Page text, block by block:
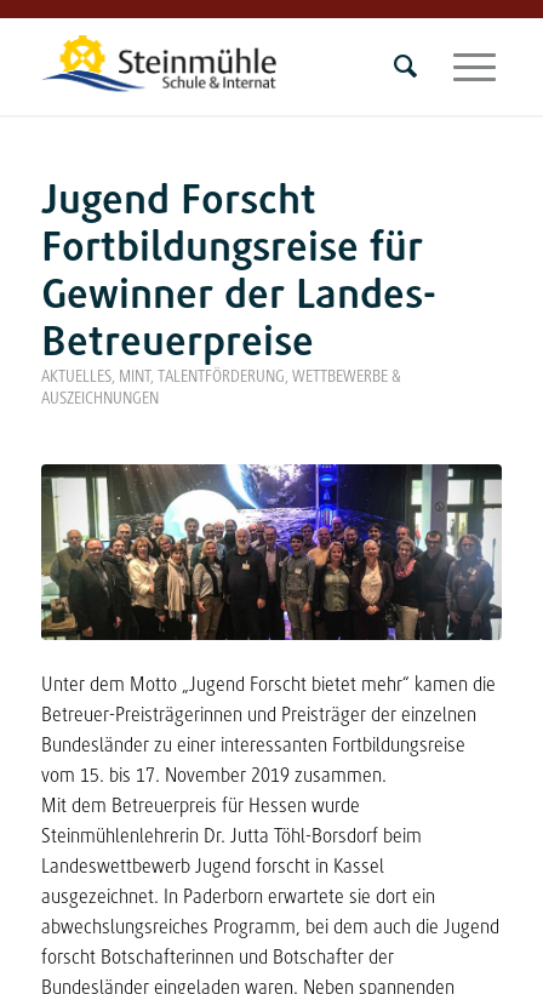
Jugend Forscht
Fortbildungsreise für
Gewinner der Landes-
Betreuerpreise
AKTUELLES, MINT, TALENTFÖRDERUNG, WETTBEWERBE &
AUSZEICHNUNGEN
Unter dem Motto „Jugend Forscht bietet mehr“ kamen die
Betreuer-Preisträgerinnen und Preisträger der einzelnen
Bundesländer zu einer interessanten Fortbildungsreise
vom 15. bis 17. November 2019 zusammen.
Mit dem Betreuerpreis für Hessen wurde
Steinmühlenlehrerin Dr. Jutta Töhl-Borsdorf beim
Landeswettbewerb Jugend forscht in Kassel
ausgezeichnet. In Paderborn erwartete sie dort ein
abwechslungsreiches Programm, bei dem auch die Jugend
forscht Botschafterinnen und Botschafter der
Bundesländer eingeladen waren. Neben spannenden